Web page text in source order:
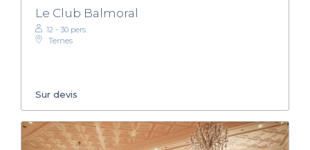
Le Club Balmoral
12 - 30 pers.
Ternes
Sur devis